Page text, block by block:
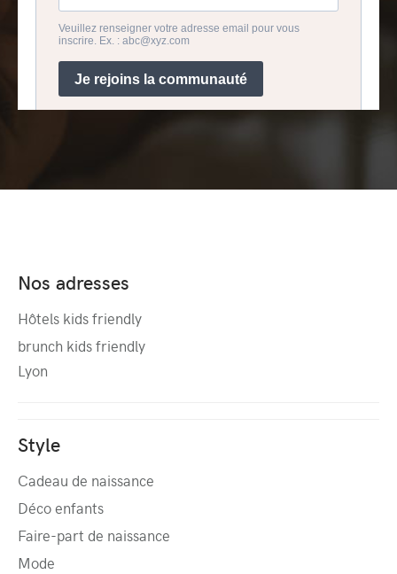
Nos adresses
Hôtels kids friendly
brunch kids friendly
Lyon
Style
Cadeau de naissance
Déco enfants
Faire-part de naissance
Mode